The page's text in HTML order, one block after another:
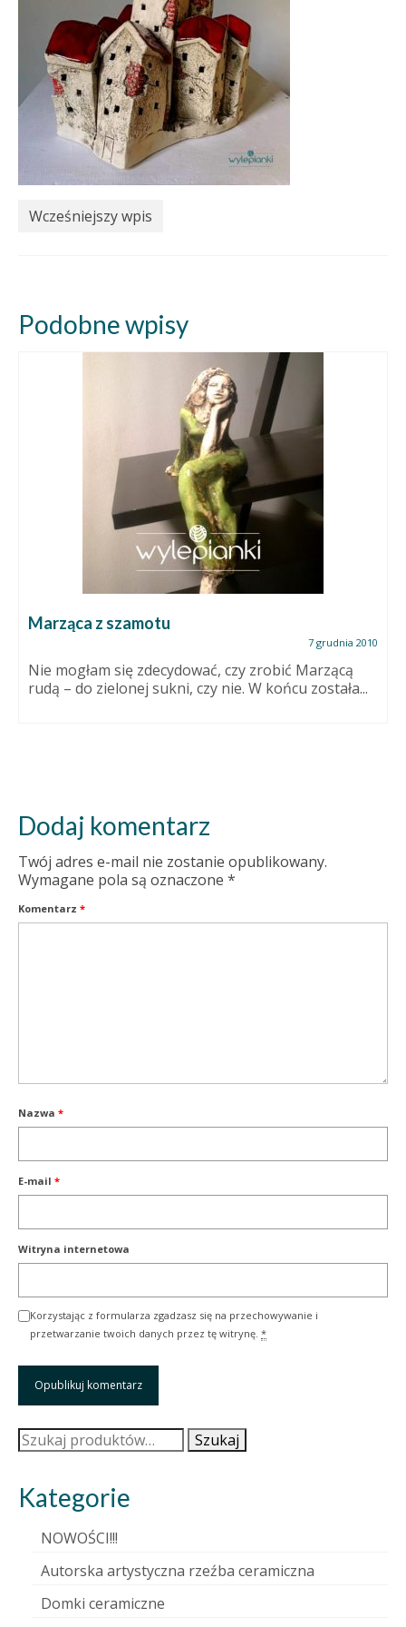
Wcześniejszy wpis
Podobne wpisy
Marząca z szamotu
7 grudnia 2010
Nie mogłam się zdecydować, czy zrobić Marzącą
rudą – do zielonej sukni, czy nie. W końcu została...
Dodaj komentarz
Twój adres e-mail nie zostanie opublikowany.
Wymagane pola są oznaczone *
Komentarz *
Nazwa *
E-mail *
Witryna internetowa
Korzystając z formularza zgadzasz się na przechowywanie i
przetwarzanie twoich danych przez tę witrynę. *
Szukaj: Szukaj
Kategorie
NOWOŚCI!!!
Autorska artystyczna rzeźba ceramiczna
Domki ceramiczne